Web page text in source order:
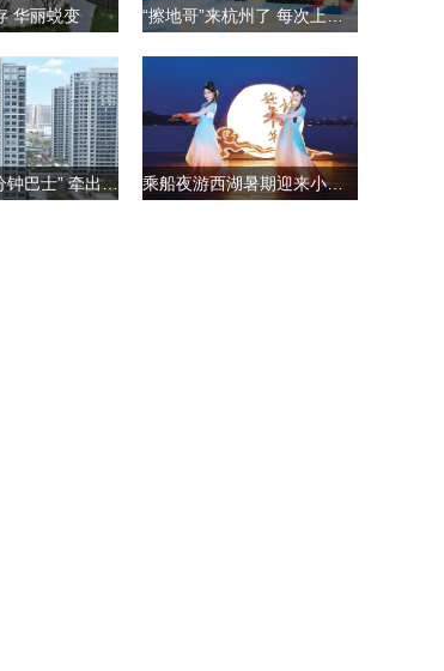
华丽蜕变 “擦地哥”来杭州了 每次上场6秒引起全场欢呼
杭州一条 “5分钟巴士” 牵出的板块进化史 乘船夜游西湖暑期迎来小高峰